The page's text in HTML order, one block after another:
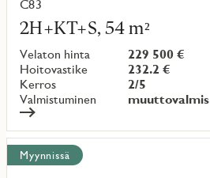
C83
2H+KT+S, 54 m²
Velaton hinta
229 500 €
Hoitovastike
232.2 €
Kerros
2/5
Valmistuminen
muuttovalmis
Lue
lisää
kohteesta
Myynnissä